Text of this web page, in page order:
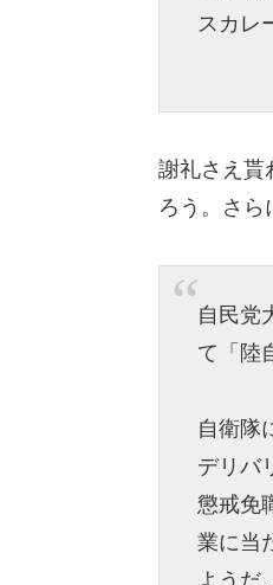
スカレ
謝礼さえ貰
ろう。さら
自民党
て「陸
自衛隊
デリバ
懲戒免
業に当